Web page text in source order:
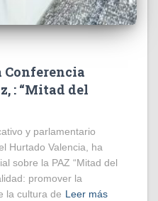
Conferencia
: “Mitad del
y parlamentario
Hurtado Valencia, ha
sobre la PAZ “Mitad del
promover la
la cultura de Leer más